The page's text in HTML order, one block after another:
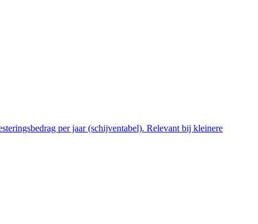
per jaar (schijventabel). Relevant bij kleinere